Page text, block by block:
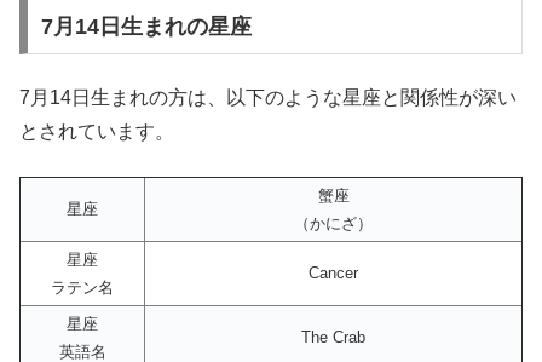
7月14日生まれの星座
7月14日生まれの方は、以下のような星座と関係性が深い
とされています。
星座
蟹座
（かにざ）
星座
ラテン名
Cancer
星座
英語名
The Crab